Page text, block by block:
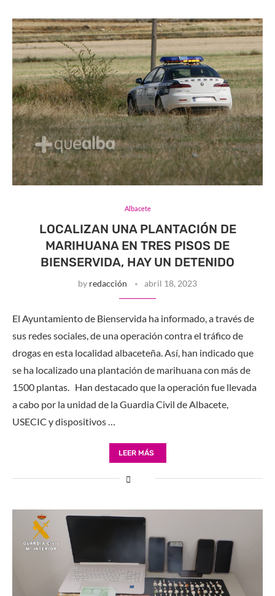
Albacete
LOCALIZAN UNA PLANTACIÓN DE
MARIHUANA EN TRES PISOS DE
BIENSERVIDA, HAY UN DETENIDO
by redacción abril 18, 2023
El Ayuntamiento de Bienservida ha informado, a través de
sus redes sociales, de una operación contra el tráfico de
drogas en esta localidad albaceteña. Así, han indicado que
se ha localizado una plantación de marihuana con más de
1500 plantas. Han destacado que la operación fue llevada
a cabo por la unidad de la Guardia Civil de Albacete,
USECIC y dispositivos …
LEER MÁS